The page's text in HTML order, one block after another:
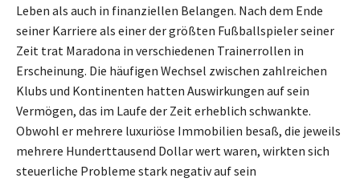
Leben als auch in finanziellen Belangen. Nach dem Ende
seiner Karriere als einer der größten Fußballspieler seiner
Zeit trat Maradona in verschiedenen Trainerrollen in
Erscheinung. Die häufigen Wechsel zwischen zahlreichen
Klubs und Kontinenten hatten Auswirkungen auf sein
Vermögen, das im Laufe der Zeit erheblich schwankte.
Obwohl er mehrere luxuriöse Immobilien besaß, die jeweils
mehrere Hunderttausend Dollar wert waren, wirkten sich
steuerliche Probleme stark negativ auf sein